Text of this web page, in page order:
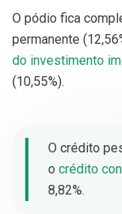
O pódio fica
permanente
do investimento
(10,55%).
O crédito
o crédito
8,82%.